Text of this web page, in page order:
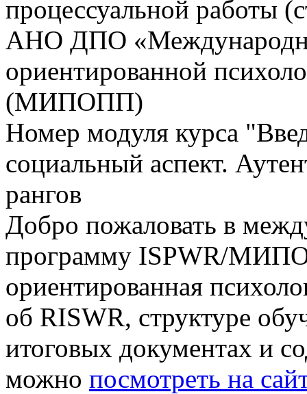
процессуальной работы
АНО ДПО
ориентированной
(МИПОПП)
Номер модуля курса
социальный аспект.
рангов
Добро пожаловать в
программу ISPWR/
ориентированная
об RISWR, структуре
итоговых документах и
можно посмотреть на